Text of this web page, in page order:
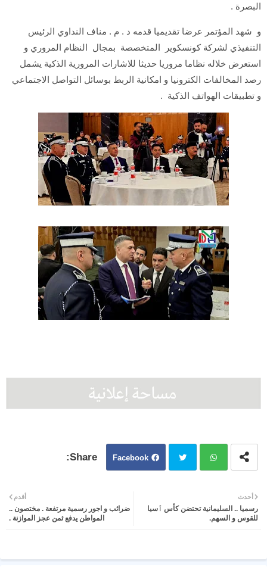
البصرة .
و شهد المؤتمر عرضا تقديميا قدمه د . م . مناف النداوي الرئيس
التنفيذي لشركة كونسكوير المتخصصة بمجال النظام المروري و
استعرض خلاله نظاما مروريا حديثا للاشارات المرورية الذكية يشمل
رصد المخالفات الكترونيا و امكانية الربط بوسائل التواصل الاجتماعي
و تطبيقات الهواتف الذكية .
Facebook
ter atsa
أحدث
رسميا .. السليمانية تحتضن كأس ٱسيا
للقوس و السهم.
أقدم
ضرائب و اجور رسمية مرتفعة . مختصون ..
المواطن يدفع ثمن عجز الموازنة .